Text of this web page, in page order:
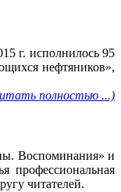
г. исполнилось 95
нефтяников»,
полностью ...)
Воспоминания» и
профессиональная
читателей.